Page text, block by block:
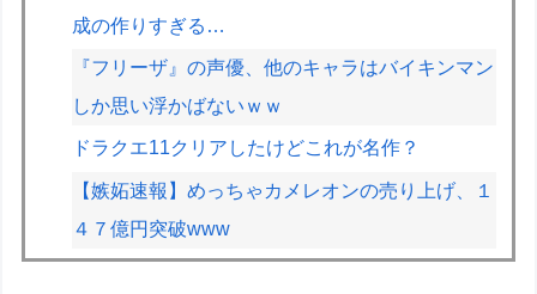
成の作りすぎる…
『フリーザ』の声優、他のキャラはバイキンマン
しか思い浮かばないｗｗ
ドラクエ11クリアしたけどこれが名作？
【嫉妬速報】めっちゃカメレオンの売り上げ、１
４７億円突破www